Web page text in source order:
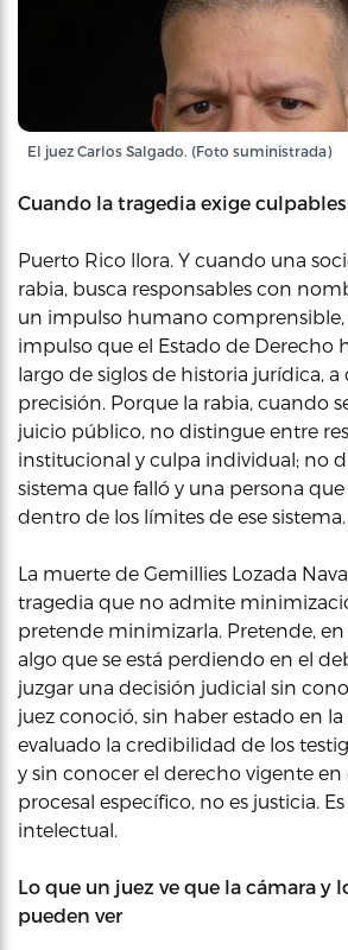
El juez Carlos Salgado. (Foto suministrada)
Cuando la tragedia exige
Puerto Rico llora. Y cuando una
rabia, busca responsables con
un impulso humano comprensible,
impulso que el Estado de Derecho
largo de siglos de historia jurídica, a
precisión. Porque la rabia, cuando
juicio público, no distingue entre
institucional y culpa individual; no
sistema que falló y una persona
dentro de los límites de ese sistema.
La muerte de Gemillies Lozada
tragedia que no admite
pretende minimizarla. Pretende,
algo que se está perdiendo en el
juzgar una decisión judicial sin
juez conoció, sin haber estado en la
evaluado la credibilidad de los
y sin conocer el derecho vigente
procesal específico, no es justicia.
intelectual.
Lo que un juez ve que la cámara y
pueden ver